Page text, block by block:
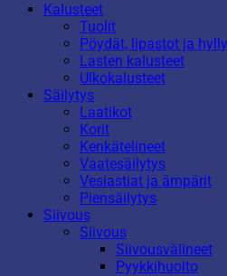
Kalusteet
Tuolit
Pöydät, lipastot ja
Lasten kalusteet
Ulkokalusteet
Säilytys
Laatikot
Korit
Kenkätelineet
Vaatesäilytys
Vesiastiat ja ämpärit
Piensäilytys
Siivous
Siivous
Siivousvälineet
Pyykkihuolto